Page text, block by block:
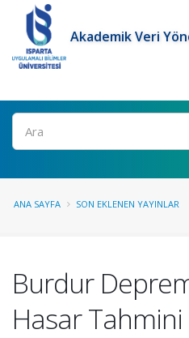
Akademik Veri
Ara
ANA SAYFA SON EKLENEN YAYINLAR
Burdur
Hasar Tahmini